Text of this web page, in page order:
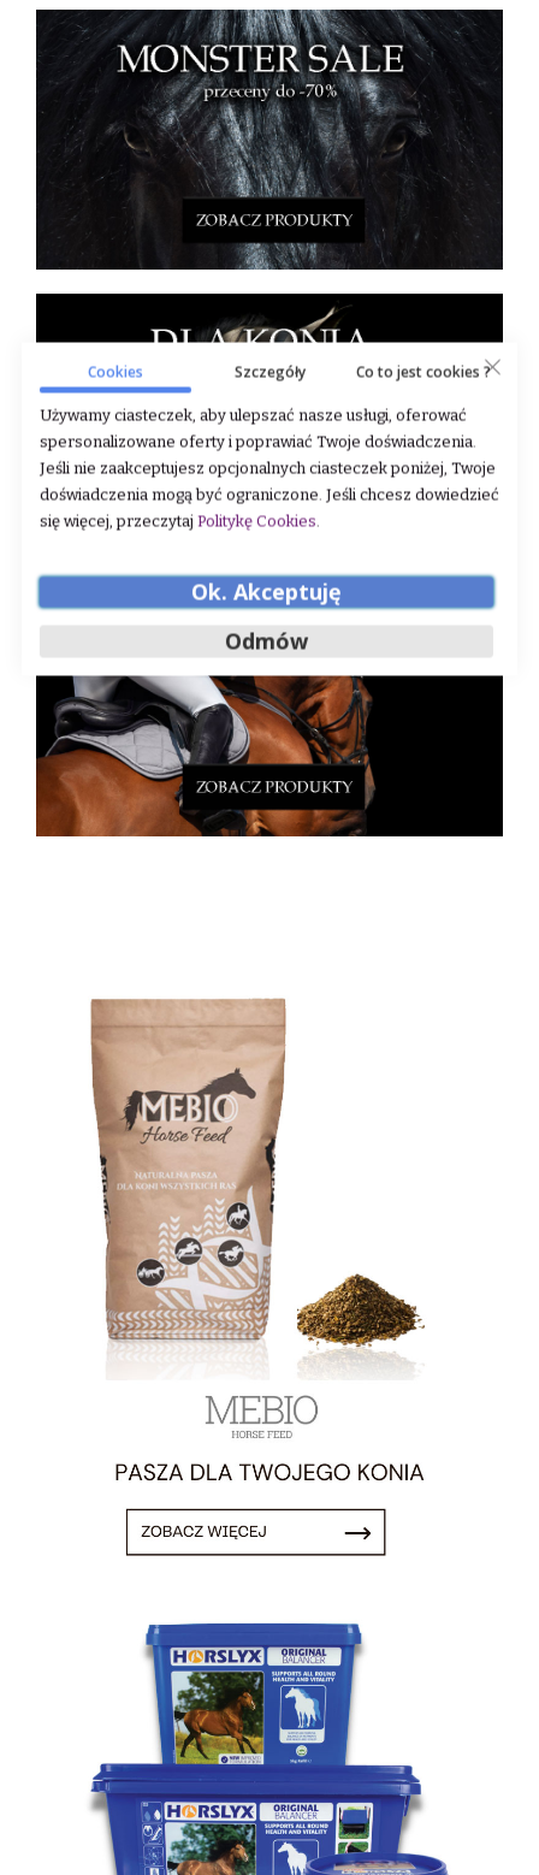
Cookies Szczegóły Co to jest cookies ?
Używamy ciasteczek, aby ulepszać nasze usługi, oferować
spersonalizowane oferty i poprawiać Twoje doświadczenia.
Jeśli nie zaakceptujesz opcjonalnych ciasteczek poniżej, Twoje
doświadczenia mogą być ograniczone. Jeśli chcesz dowiedzieć
się więcej, przeczytaj Politykę Cookies.
Ok. Akceptuję
Odmów